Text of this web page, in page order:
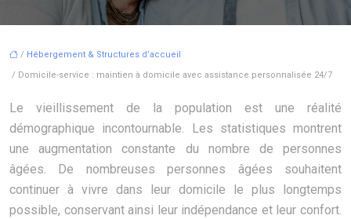
/ Hébergement & Structures d’accueil
/ Domicile-service : maintien à domicile avec assistance personnalisée 24/7
Le vieillissement de la population est une réalité
démographique incontournable. Les statistiques montrent
une augmentation constante du nombre de personnes
âgées. De nombreuses personnes âgées souhaitent
continuer à vivre dans leur domicile le plus longtemps
possible, conservant ainsi leur indépendance et leur confort.